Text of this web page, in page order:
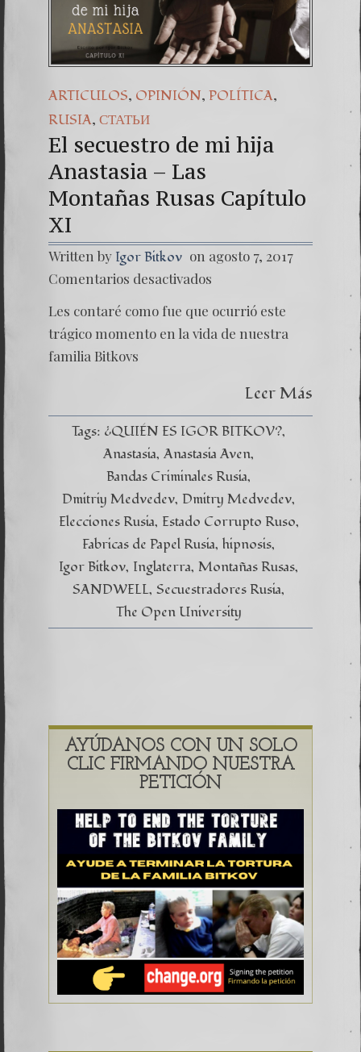
Una
7.
ARTICULOS, OPINIÓN, POLÍTICA,
RUSIA, СТАТЬИ
El secuestro de mi hija
Anastasia – Las
Montañas Rusas Capítulo
XI
Written by Igor Bitkov on agosto 7, 2017
Comentarios desactivados
Les contaré como fue que ocurrió este
trágico momento en la vida de nuestra
familia Bitkovs
Leer Más
Tags: ¿QUIÉN ES IGOR BITKOV?
Anastasia Anastasia Aven
Bandas Criminales Rusia
Dmitriy Medvedev Dmitry Medvedev
Elecciones Rusia Estado Corrupto Ruso
Fabricas de Papel Rusia hipnosis
Igor Bitkov Inglaterra Montañas Rusas
SANDWELL Secuestradores Rusia
The Open University
AYÚDANOS CON UN SOLO
CLIC FIRMANDO NUESTRA
PETICIÓN